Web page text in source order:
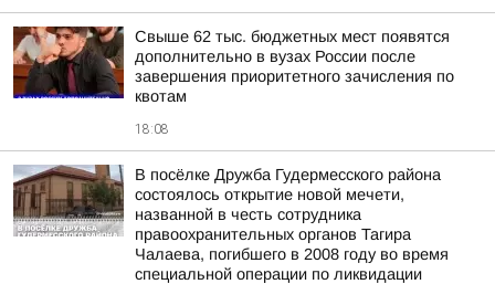
Свыше 62 тыс. бюджетных мест появятся
дополнительно в вузах России после
завершения приоритетного зачисления по
квотам
18:08
В посёлке Дружба Гудермесского района
состоялось открытие новой мечети,
названной в честь сотрудника
правоохранительных органов Тагира
Чалаева, погибшего в 2008 году во время
специальной операции по ликвидации